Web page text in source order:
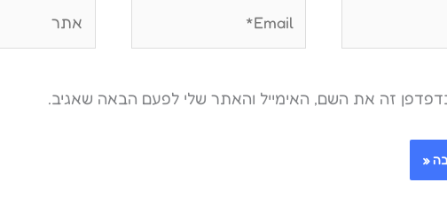
זה את השם, האימייל והאתר שלי לפעם הבאה שאגיב.